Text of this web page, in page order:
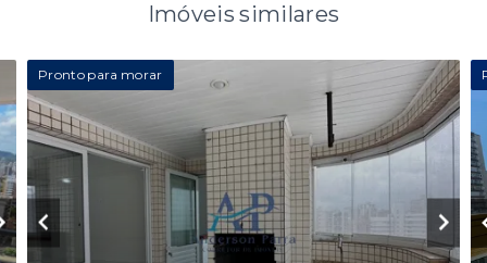
Imóveis similares
Pronto para morar